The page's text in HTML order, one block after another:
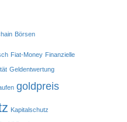
Börsen
Fiat-Money Finanzielle
Geldentwertung
goldpreis
Kapitalschutz